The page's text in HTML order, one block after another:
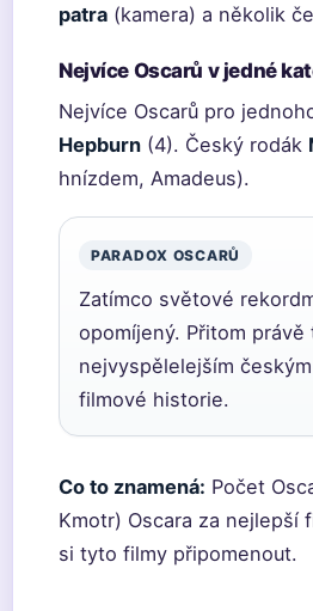
patra (kamera) a několik
Nejvíce Oscarů v jedné
Nejvíce Oscarů pro
Hepburn (4). Český rodák
hnízdem, Amadeus).
PARADOX OSCARŮ
Zatímco světové
opomíjený. Přitom
nejvyspělelejším
filmové historie.
Co to znamená: Počet
Kmotr) Oscara za nejlepší
si tyto filmy připomenout.